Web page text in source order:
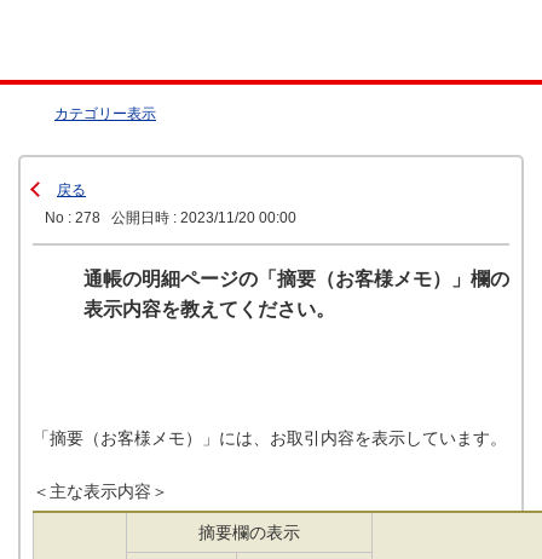
カテゴリー表示
戻る
No : 278
公開日時 : 2023/11/20 00:00
通帳の明細ページの「摘要（お客様メモ）」欄の
表示内容を教えてください。
「摘要（お客様メモ）」には、お取引内容を表示しています。
＜主な表示内容＞
摘要欄の表示